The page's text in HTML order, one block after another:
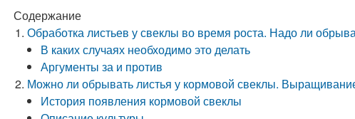
Содержание
Обработка листьев у свеклы во время роста. Надо ли
В каких случаях необходимо это делать
Аргументы за и против
Можно ли обрывать листья у кормовой свеклы.
История появления кормовой свеклы